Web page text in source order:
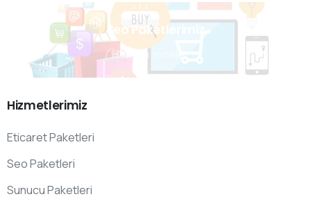
Seo Paketlerimiz
Hemen İncele
Hizmetlerimiz
Eticaret Paketleri
Seo Paketleri
Sunucu Paketleri